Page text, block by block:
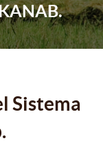
Sistema